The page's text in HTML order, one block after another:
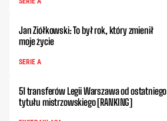
Jan Ziółkowski: To był rok, który zmienił
moje życie
SERIE A
51 transferów Legii Warszawa od ostatniego
tytułu mistrzowskiego [RANKING]